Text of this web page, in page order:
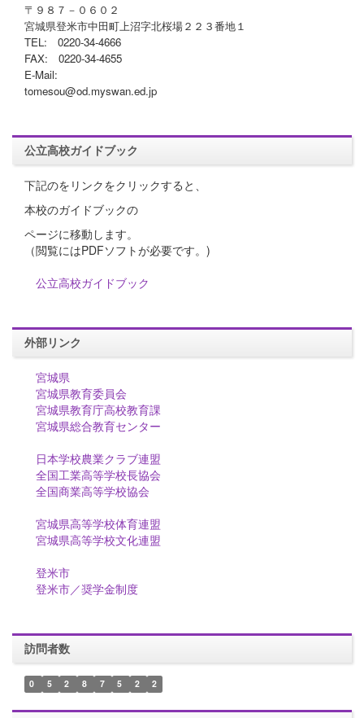
〒９８７－０６０２
宮城県登米市中田町上沼字北桜場２２３番地１
TEL: 0220-34-4666
FAX: 0220-34-4655
E-Mail:
tomesou@od.myswan.ed.jp
公立高校ガイドブック
下記のをリンクをクリックすると、
本校のガイドブックの
ページに移動します。
（閲覧にはPDFソフトが必要です。)
公立高校ガイドブック
外部リンク
宮城県
宮城県教育委員会
宮城県教育庁高校教育課
宮城県総合教育センター
日本学校農業クラブ連盟
全国工業高等学校長協会
全国商業高等学校協会
宮城県高等学校体育連盟
宮城県高等学校文化連盟
登米市
登米市／奨学金制度
訪問者数
0 5 2 8 7 5 2 2